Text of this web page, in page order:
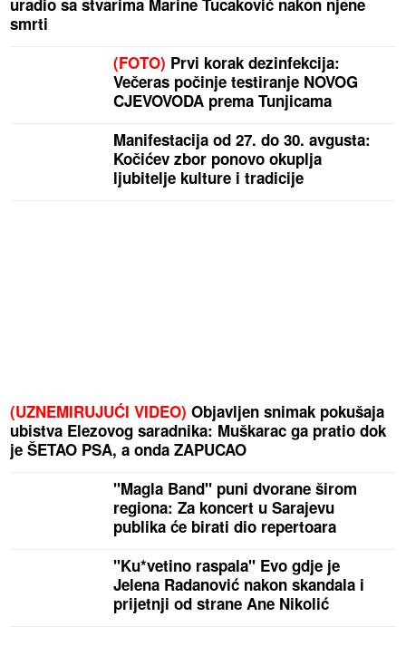
uradio sa stvarima Marine Tucaković nakon njene
smrti
(FOTO) Prvi korak dezinfekcija:
Večeras počinje testiranje NOVOG
CJEVOVODA prema Tunjicama
Manifestacija od 27. do 30. avgusta:
Kočićev zbor ponovo okuplja
ljubitelje kulture i tradicije
(UZNEMIRUJUĆI VIDEO) Objavljen snimak pokušaja
ubistva Elezovog saradnika: Muškarac ga pratio dok
je ŠETAO PSA, a onda ZAPUCAO
"Magla Band" puni dvorane širom
regiona: Za koncert u Sarajevu
publika će birati dio repertoara
"Ku*vetino raspala" Evo gdje je
Jelena Radanović nakon skandala i
prijetnji od strane Ane Nikolić